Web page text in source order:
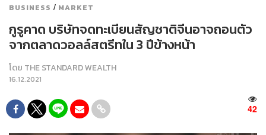
BUSINESS / MARKET
กูรูคาด บริษัทจดทะเบียนสัญชาติจีนอาจถอนตัว
จากตลาดวอลล์สตรีทใน 3 ปีข้างหน้า
โดย THE STANDARD WEALTH
16.12.2021
42